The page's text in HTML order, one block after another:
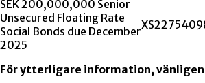
SEK 200,000,000 Senior
Unsecured Floating Rate
Social Bonds due December
2025
För ytterligare information,